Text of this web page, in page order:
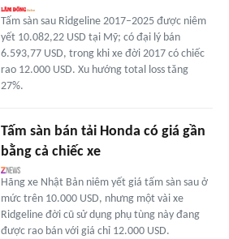
Tấm sàn sau Ridgeline 2017–2025 được niêm
yết 10.082,22 USD tại Mỹ; có đại lý bán
6.593,77 USD, trong khi xe đời 2017 có chiếc
rao 12.000 USD. Xu hướng total loss tăng
27%.
Tấm sàn bán tải Honda có giá gần
bằng cả chiếc xe
Hãng xe Nhật Bản niêm yết giá tấm sàn sau ở
mức trên 10.000 USD, nhưng một vài xe
Ridgeline đời cũ sử dụng phụ tùng này đang
được rao bán với giá chỉ 12.000 USD.